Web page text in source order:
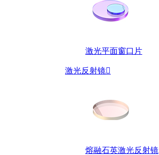
激光平面窗口片
激光反射镜
熔融石英激光反射镜